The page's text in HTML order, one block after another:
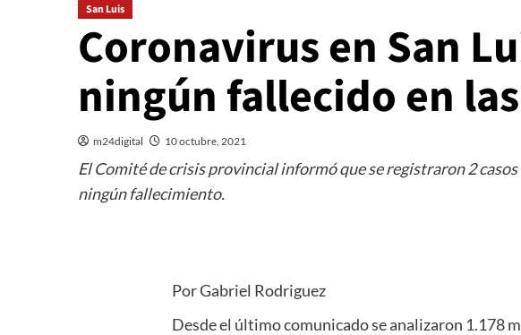
San Luis
Coronavirus en San
ningún fallecido en
m24digital 10 octubre, 2021
El Comité de crisis provincial informó que se registraron 2
ningún fallecimiento.
Por Gabriel Rodriguez
Desde el último comunicado se analizaron 1.178